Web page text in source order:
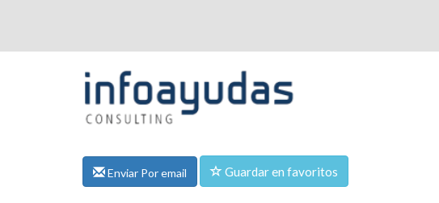
Enviar Por email Guardar en favoritos